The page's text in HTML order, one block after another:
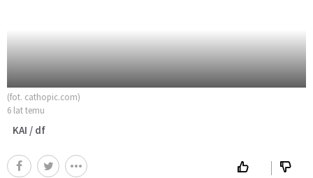
(fot. cathopic.com)
6 lat temu
KAI / df